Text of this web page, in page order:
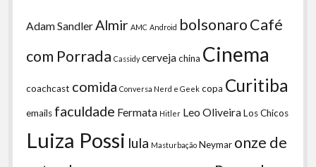
Adam Sandler Almir AMC Android bolsonaroCafé
com Porrada Cassidy cervejachina Cinema
coachcast comida Conversa Nerd e Geek copa Curitiba
emails faculdade Fermata Hitler Leo OliveiraLos Chicos
Luiza Possi lula Masturbação Neymar onze de